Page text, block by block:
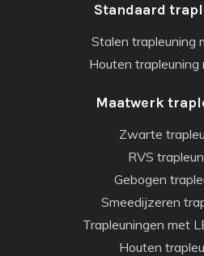
Standaard
Stalen trapleuning
Houten trapleuning
Maatwerk
Zwarte
RVS
Gebogen
Smeedijzeren
Trapleuningen met
Houten